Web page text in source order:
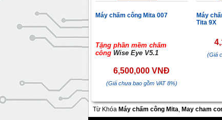
Máy chấm công Mita 007
Tặng phần mềm chấm
công Wise Eye V5.1
6,500,000 VNĐ
(Giá chưa bao gồm VAT 8%)
Máy
Tita 9X
(Giá
Từ Khóa Máy chấm công Mita, May cham